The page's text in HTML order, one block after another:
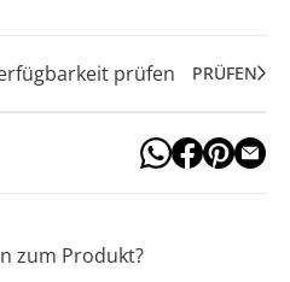
prüfen PRÜFEN
zum Produkt?